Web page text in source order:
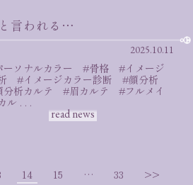
言われる…
2025.10.11
ーソナルカラー #骨格 #イメージ
#イメージカラー診断 #顔分析
分析カルテ #眉カルテ #フルメイ
ル . . .
read news
14 15 … 33 >>